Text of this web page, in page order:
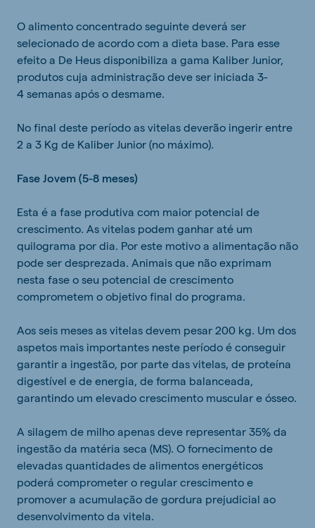
O alimento concentrado seguinte deverá ser
selecionado de acordo com a dieta base. Para esse
efeito a De Heus disponibiliza a gama Kaliber Junior,
produtos cuja administração deve ser iniciada 3-
4 semanas após o desmame.
No final deste período as vitelas deverão ingerir entre
2 a 3 Kg de Kaliber Junior (no máximo).
Fase Jovem (5-8 meses)
Esta é a fase produtiva com maior potencial de
crescimento. As vitelas podem ganhar até um
quilograma por dia. Por este motivo a alimentação não
pode ser desprezada. Animais que não exprimam
nesta fase o seu potencial de crescimento
comprometem o objetivo final do programa.
Aos seis meses as vitelas devem pesar 200 kg. Um dos
aspetos mais importantes neste período é conseguir
garantir a ingestão, por parte das vitelas, de proteína
digestível e de energia, de forma balanceada,
garantindo um elevado crescimento muscular e ósseo.
A silagem de milho apenas deve representar 35% da
ingestão da matéria seca (MS). O fornecimento de
elevadas quantidades de alimentos energéticos
poderá comprometer o regular crescimento e
promover a acumulação de gordura prejudicial ao
desenvolvimento da vitela.